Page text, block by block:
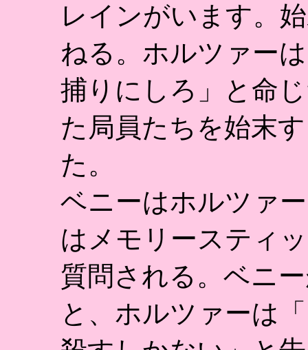
レインがいます。
ねる。ホルツァー
捕りにしろ」と命
た局員たちを始末
た。
ベニーはホルツァ
はメモリースティ
質問される。ベニ
と、ホルツァーは